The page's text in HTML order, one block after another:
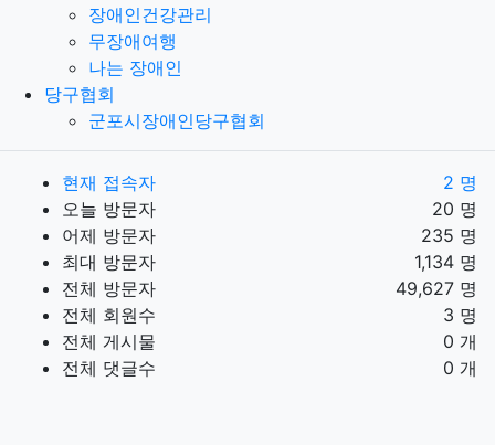
장애인건강관리
무장애여행
나는 장애인
당구협회
군포시장애인당구협회
현재 접속자
2 명
오늘 방문자
20 명
어제 방문자
235 명
최대 방문자
1,134 명
전체 방문자
49,627 명
전체 회원수
3 명
전체 게시물
0 개
전체 댓글수
0 개